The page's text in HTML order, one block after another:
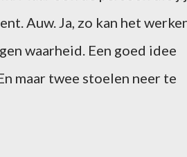
Auw. Ja, zo kan het
waarheid. Een goed idee
maar twee stoelen neer te